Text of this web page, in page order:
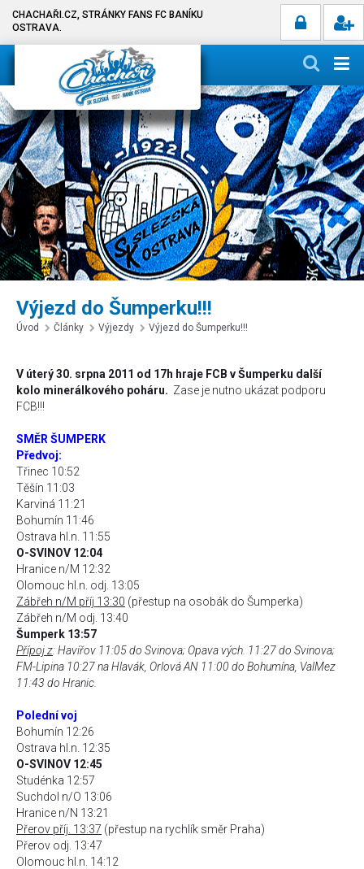
CHACHAŘI.CZ, STRÁNKY FANS FC BANÍKU
OSTRAVA.
Výjezd do Šumperku!!!
Úvod Články Výjezdy Výjezd do Šumperku!!!
V úterý 30. srpna 2011 od 17h hraje FCB v Šumperku další
kolo minerálkového poháru. Zase je nutno ukázat podporu
FCB!!!
SMĚR ŠUMPERK
Předvoj:
Třinec 10:52
Těšín 11:03
Karviná 11:21
Bohumín 11:46
Ostrava hl.n. 11:55
O-SVINOV 12:04
Hranice n/M 12:32
Olomouc hl.n. odj. 13:05
Zábřeh n/M příj 13:30 (přestup na osobák do Šumperka)
Zábřeh n/M odj. 13:40
Šumperk 13:57
Přípoj z: Havířov 11:05 do Svinova; Opava vých. 11:27 do Svinova;
FM-Lipina 10:27 na Hlavák, Orlová AN 11:00 do Bohumína, ValMez
11:43 do Hranic.
Polední voj
Bohumín 12:26
Ostrava hl.n. 12:35
O-SVINOV 12:45
Studénka 12:57
Suchdol n/O 13:06
Hranice n/N 13:21
Přerov příj. 13:37 (přestup na rychlík směr Praha)
Přerov odj. 13:47
Olomouc hl.n. 14:12